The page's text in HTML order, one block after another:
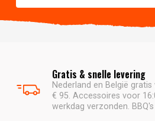
Gratis & snelle levering
Nederland en België
€ 95. Accessoires voor
werkdag verzonden.